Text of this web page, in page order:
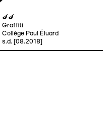
🍆🍆
Graffiti
Collège Paul Éluard
s.d. [08.2018]